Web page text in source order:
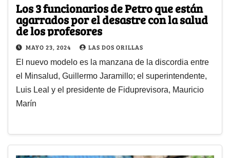
Los 3 funcionarios de Petro que están
agarrados por el desastre con la salud
de los profesores
MAYO 23, 2024 LAS DOS ORILLAS
El nuevo modelo es la manzana de la discordia entre
el Minsalud, Guillermo Jaramillo; el superintendente,
Luis Leal y el presidente de Fiduprevisora, Mauricio
Marín